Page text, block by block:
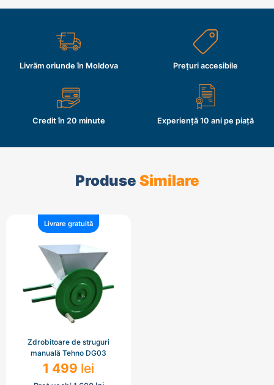
Livrăm oriunde în Moldova Prețuri accesibile
Credit în 20 minute Experiență 10 ani pe piață
Produse Similare
Livrare gratuită
Zdrobitoare de struguri
manuală Tehno DG03
1 499 lei